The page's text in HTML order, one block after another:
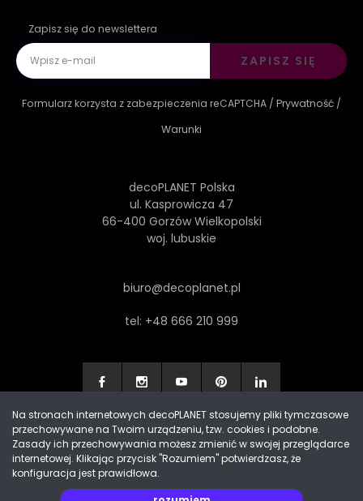
Zapisz się do newslettera
ZAPISZ SIĘ
Formularz korzysta z zabezpieczenia reCAPTCHA / Prywatność /
Warunki
decoPLANET Polska
ul. Kasprowicza 47
66-400 Gorzów Wielkopolski
woj. lubuskie
biuro@decoplanet.pl
tel: +48 666 210 999
Made with by Progres Media & decoPLANET
Na stronach internetowych decoPLANET stosujemy pliki tymczasowe
przechowywane na Twoim urządzeniu, tzw. cookies i podobne.
Zasady ich przechowywania możesz zmienić w swojej przeglądarce
internetowej. Klikając przycisk "Rozumiem" potwierdzasz, że
konfiguracja jest prawidłowa.